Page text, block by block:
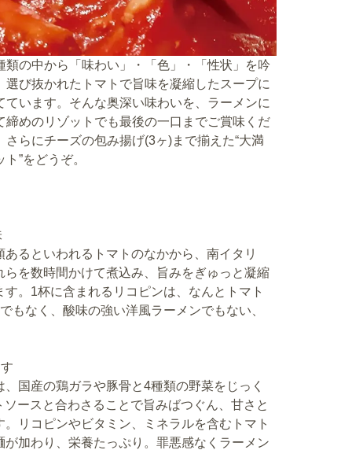
類の中から「味わい」・「色」・「性状」を吟
選び抜かれたトマトで旨味を凝縮したスープに
ています。そんな奥深い味わいを、ラーメンに
締めのリゾットでも最後の一口までご賞味くだ
さらにチーズの包み揚げ(3ヶ)まで揃えた“大満
ト”をどうぞ。
るといわれるトマトのなかから、南イタリ
を数時間かけて煮込み、旨みをぎゅっと凝縮
。1杯に含まれるリコピンは、なんとトマト
もなく、酸味の強い洋風ラーメンでもない、
国産の鶏ガラや豚骨と4種類の野菜をじっく
ースと合わさることで旨みばつぐん、甘さと
リコピンやビタミン、ミネラルを含むトマト
加わり、栄養たっぷり。罪悪感なくラーメン